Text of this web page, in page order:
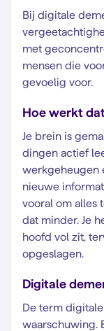
Bij digitale
met
mensen die
gevoelig voor.
Hoe werkt
Je brein is
dingen actief
werkgeheugen
nieuwe
vooral om alles
dat minder. Je
hoofd vol zit,
opgeslagen.
Digitale
De term
waarschuwing.